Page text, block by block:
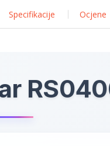
Specifikacije Ocjene